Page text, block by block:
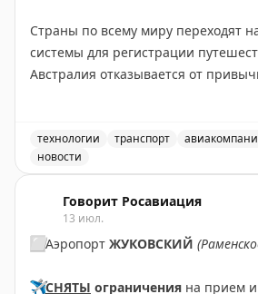
Страны по всему миру переходят
системы для регистрации
Австралия отказывается от
платформы Australia Travel
будет внедрена во всех
портах в течение 12-18 месяцев.
программа уже запущена с
В Европе также идет модернизация
технологии транспорт
новости
Говорит Росавиация
13 июл.
⬜️Аэропорт ЖУКОВСКИЙ
✈️СНЯТЫ ограничения на прием